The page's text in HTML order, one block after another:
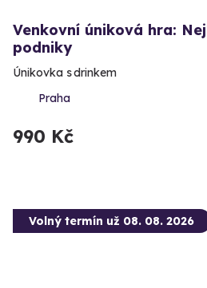
Venkovní úniková hra:
podniky
Únikovka s drinkem
Praha
990 Kč
Volný termín už 08. 08. 2026